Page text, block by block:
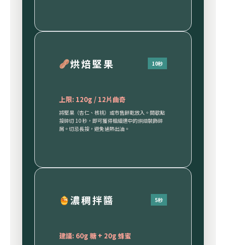
烘焙堅果 10秒
上限: 120g / 12片曲奇
將堅果（杏仁、核桃）或市售餅乾放入。間歇點
按碎切 10 秒，即可獲得粗細適中的烘焙裝飾碎
屑。切忌長按，避免過熱出油。
濃稠拌醬 5秒
建議: 60g 糖 + 20g 蜂蜜